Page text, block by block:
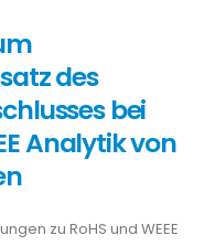
des
bei
Analytik von
zu RoHS und WEEE